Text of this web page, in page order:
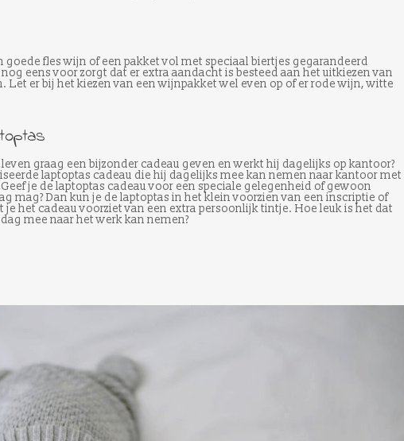
goede fles wijn of een pakket vol met speciaal biertjes gegarandeerd
eens voor zorgt dat er extra aandacht is besteed aan het uitkiezen van
Let er bij het kiezen van een wijnpakket wel even op of er rode wijn, witte
graag een bijzonder cadeau geven en werkt hij dagelijks op kantoor?
laptoptas cadeau die hij dagelijks mee kan nemen naar kantoor met
je de laptoptas cadeau voor een speciale gelegenheid of gewoon
mag? Dan kun je de laptoptas in het klein voorzien van een inscriptie of
je het cadeau voorziet van een extra persoonlijk tintje. Hoe leuk is het dat
mee naar het werk kan nemen?